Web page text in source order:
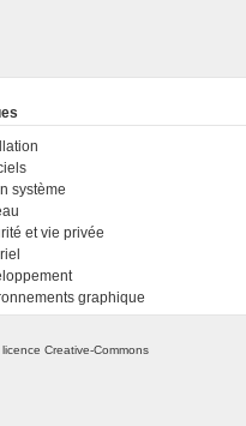
système
et vie privée
graphique
licenceCreative-Commons